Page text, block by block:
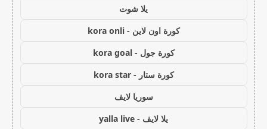
يلا شوت
كورة اون لاين - kora onli
كورة جول - kora goal
كورة ستار - kora star
سوريا لايف
يلا لايف - yalla live